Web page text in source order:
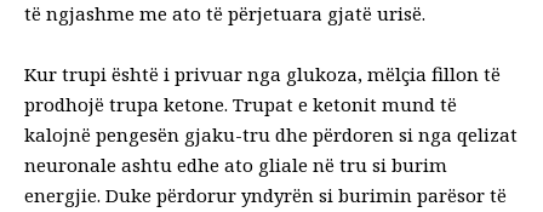
të ngjashme me ato të përjetuara gjatë urisë.
Kur trupi është i privuar nga glukoza, mëlçia fillon të
prodhojë trupa ketone. Trupat e ketonit mund të
kalojnë pengesën gjaku-tru dhe përdoren si nga qelizat
neuronale ashtu edhe ato gliale në tru si burim
energjie. Duke përdorur yndyrën si burimin parësor të